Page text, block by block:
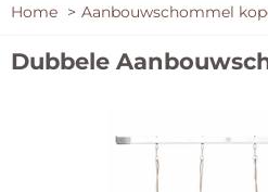
Home Aanbouwschommel
Dubbele